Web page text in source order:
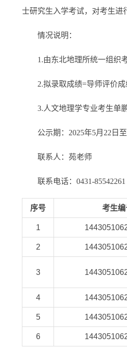
士研究生入学考试，对考生进
情况说明：
1.由东北地理所统一组织考
2.拟录取成绩=导师评价成
3.人文地理学专业考生单鹏
公示期：2025年5月22日至
联系人：苑老师
联系电话：0431-85542261
序号 考生编
1
2
3
4
5
6